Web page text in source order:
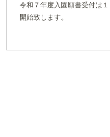
令和７年度入園願書受付は
開始致します。